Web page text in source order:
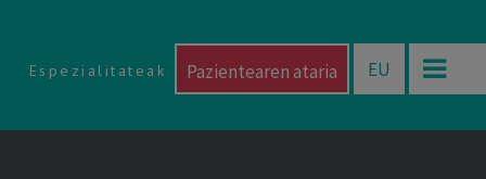
Espezialitateak Pazientearen ataria EU